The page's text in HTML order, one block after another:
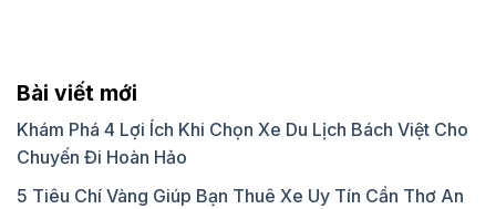
Bài viết mới
Khám Phá 4 Lợi Ích Khi Chọn Xe Du Lịch Bách Việt Cho
Chuyến Đi Hoàn Hảo
5 Tiêu Chí Vàng Giúp Bạn Thuê Xe Uy Tín Cần Thơ An